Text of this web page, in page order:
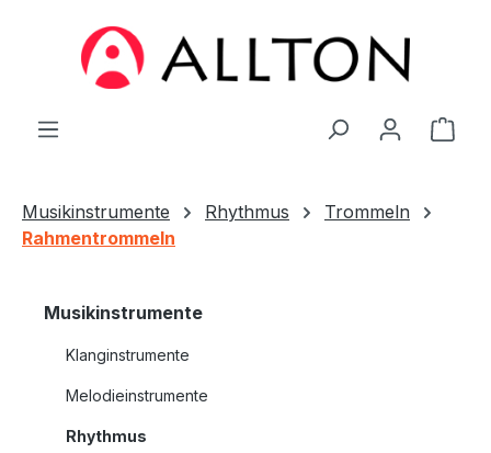
Zum Hauptinhalt springen
Musikinstrumente Rhythmus
Trommeln
Rahmentrommeln
Musikinstrumente
Klanginstrumente
Melodieinstrumente
Rhythmus